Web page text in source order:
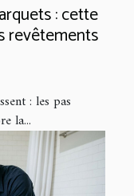
: cette
revêtements
: les pas
la...